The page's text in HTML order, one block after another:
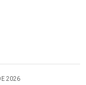
2026